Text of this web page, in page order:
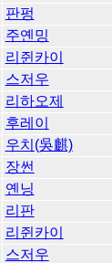
판펑
주옌밍
리쥔카이
스저우
리하오제
후레이
우치(吳麒)
장썬
옌닝
리판
리쥔카이
스저우